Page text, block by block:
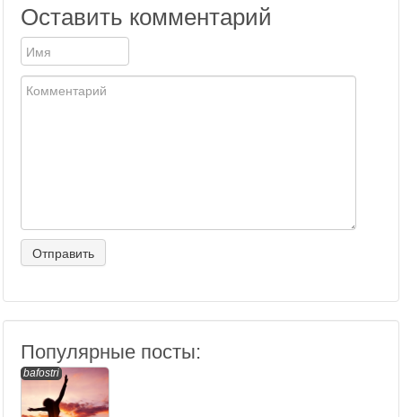
Оставить комментарий
Популярные посты:
bafostri